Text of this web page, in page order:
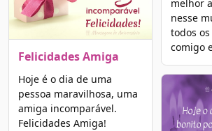
Felicidades Amiga
Hoje é o dia de uma
pessoa maravilhosa, uma
amiga incomparável.
Felicidades Amiga!
melhor
nesse
todos
comigo